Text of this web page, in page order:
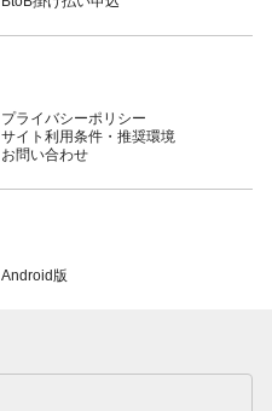
プライバシーポリシー
サイト利用条件・推奨環境
お問い合わせ
Android版